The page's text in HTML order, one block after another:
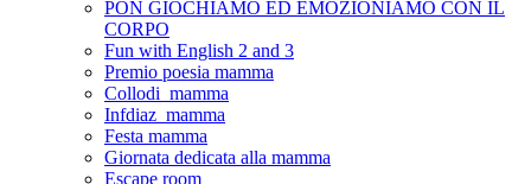
PON GIOCHIAMO ED EMOZIONIAMO CON IL
CORPO
Fun with English 2 and 3
Premio poesia mamma
Collodi_mamma
Infdiaz_mamma
Festa mamma
Giornata dedicata alla mamma
Escape room